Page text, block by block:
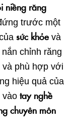
niềng răng
trước một
sức khỏe và
chỉnh răng
và phù hợp với
hiệu quả của
vào tay nghề
chuyên môn